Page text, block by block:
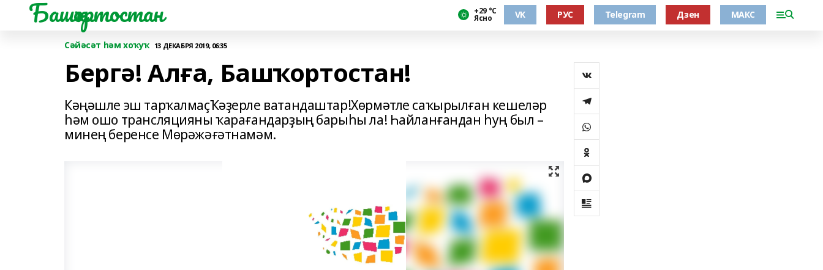
Башҡортостан +29 °С
Ясно VK РУС Telegram Дзен МАКС
Сәйәсәт һәм хоҡуҡ 13 ДЕКАБРЯ 2019, 06:35
Бергә! Алға, Башҡортостан!
Кәңәшле эш тарҡалмаҫҠәҙерле ватандаштар! Хөрмәтле саҡырылған кешеләр
һәм ошо трансляцияны ҡарағандарҙың барыһы ла! Һайланғандан һуң был –
минең беренсе Мөрәжәғәтнамәм.